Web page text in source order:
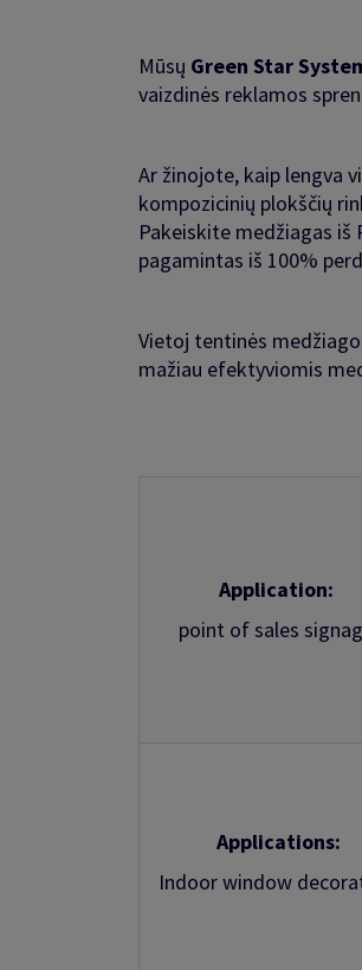
Mūsų Green Star
vaizdinės reklamos
Ar žinojote, kaip lengva
kompozicinių plokščių
Pakeiskite medžiagas
pagamintas iš 100%
Vietoj tentinės
mažiau efektyviomis
Application:
point of sales
Applications:
Indoor window